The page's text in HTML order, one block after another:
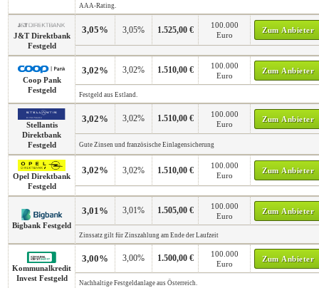
AAA-Rating.
J&T Direktbank
Festgeld
3,05% 3,05% 1.525,00 €
100.000
Euro
Zum Anbieter
Coop Pank
Festgeld
3,02% 3,02% 1.510,00 €
100.000
Euro
Zum Anbieter
Festgeld aus Estland.
Stellantis
Direktbank
Festgeld
3,02% 3,02% 1.510,00 €
100.000
Euro
Zum Anbieter
Gute Zinsen und französische Einlagensicherung
Opel Direktbank
Festgeld
3,02% 3,02% 1.510,00 €
100.000
Euro
Zum Anbieter
Bigbank Festgeld
3,01% 3,01% 1.505,00 €
100.000
Euro
Zum Anbieter
Zinssatz gilt für Zinszahlung am Ende der Laufzeit
Kommunalkredit
Invest Festgeld
3,00% 3,00% 1.500,00 €
100.000
Euro
Zum Anbieter
Nachhaltige Festgeldanlage aus Österreich.